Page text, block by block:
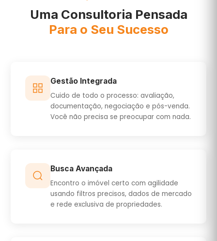
Uma Consultoria Pensada
Para o Seu Sucesso
Gestão Integrada
Cuido de todo o processo: avaliação,
documentação, negociação e pós-venda.
Você não precisa se preocupar com nada.
Busca Avançada
Encontro o imóvel certo com agilidade
usando filtros precisos, dados de mercado
e rede exclusiva de propriedades.